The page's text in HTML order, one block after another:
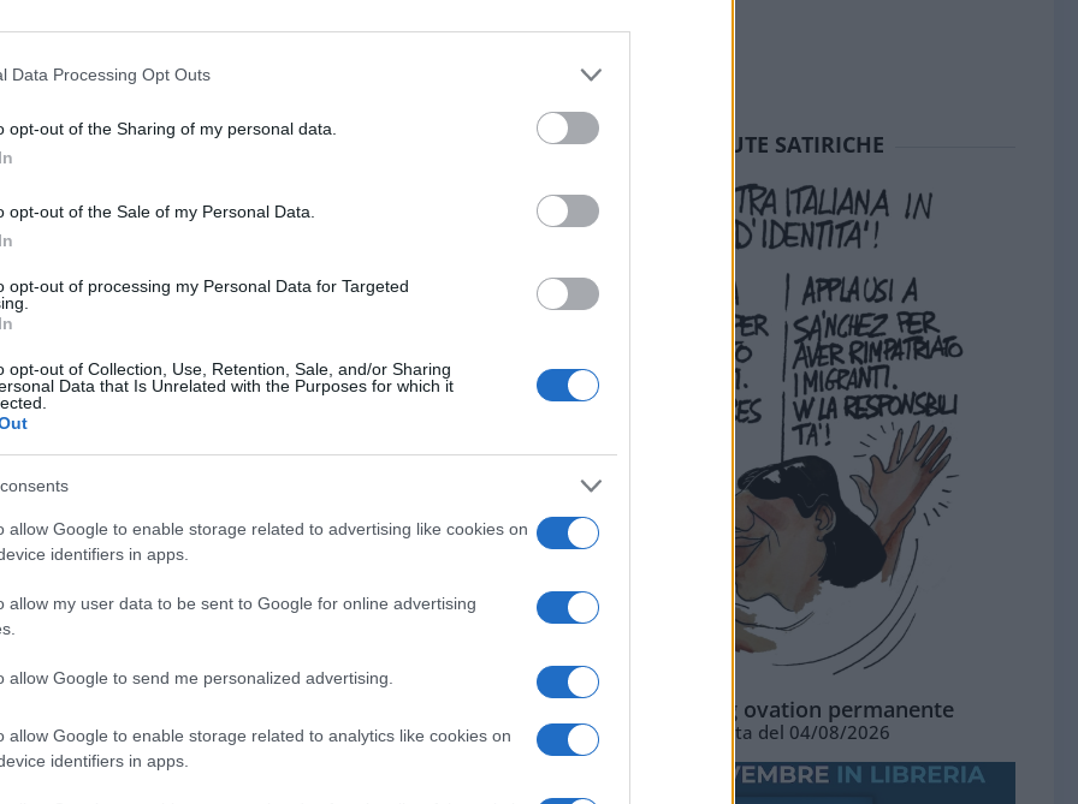
Data Processing Opt Outs
opt-out of the Sharing of my personal data.
opt-out of the Sale of my Personal Data.
opt-out of processing my Personal Data for Targeted
opt-out of Collection, Use, Retention, Sale, and/or Sharing
Data that Is Unrelated with the Purposes for which it
allow Google to enable storage related to advertising like cookies on
identifiers in apps.
allow my user data to be sent to Google for online advertising
allow Google to send me personalized advertising.
allow Google to enable storage related to analytics like cookies on
identifiers in apps.
che, a ogni inverno, ci costa problemi
è sempre la solita, e stupisce come mai
Avevo quattro o cinque anni quando
aviarie e sars, sempre da là. Andando
cui si abbia notizia storica è la famosa
l’Impero Romano. Si calcolano sui
complessiva del tempo. Si
ne morì. Ed era presente il
Ma neanche lui riuscì a capire che
in capo a tre secoli, avrebbe portato al
(così venivano indicati i morbi
Europa le legioni che proprio nel 166
i Parti. L’avevano presa in Partia.
antonina. Storia della prima pandemia: dalla
€. 18) insinuail sospetto che il morbo si
ordine storico ma tratte anche dalle
a grandi linee, e diciamo subito che i
SEDUTE SATIRICHE
La standing ovation permanente
Vignetta del 04/08/2026